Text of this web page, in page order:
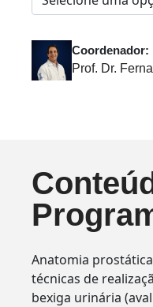
Coordenador:
Prof. Dr.
Anatomia
técnicas de
bexiga urinária